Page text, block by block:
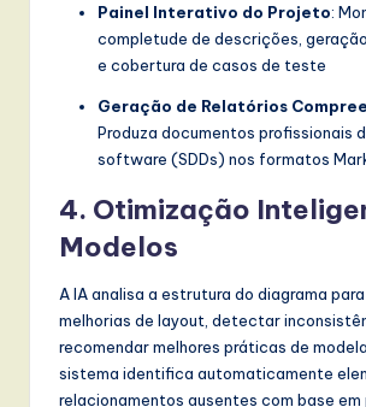
Painel Interativo do Projeto:
completude de descrições,
e cobertura de casos de teste
Geração de Relatórios
Produza documentos profissionais
software (SDDs) nos formatos
4. Otimização
Modelos
A IA analisa a estrutura do diagrama
melhorias de layout, detectar
recomendar melhores práticas de
sistema identifica automaticamente
relacionamentos ausentes com base em